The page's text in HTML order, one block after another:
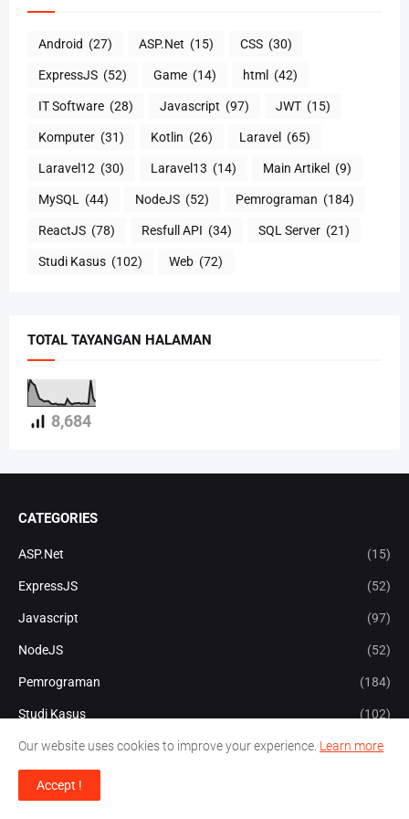
Android (27) ASP.Net (15) CSS (30)
ExpressJS (52) Game (14) html (42)
IT Software (28) Javascript (97) JWT (15)
Komputer (31) Kotlin (26) Laravel (65)
Laravel12 (30) Laravel13 (14) Main Artikel (9)
MySQL (44) NodeJS (52) Pemrograman (184)
ReactJS (78) Resfull API (34) SQL Server (21)
Studi Kasus (102) Web (72)
TOTAL TAYANGAN HALAMAN
8,684
CATEGORIES
ASP.Net (15)
ExpressJS (52)
Javascript (97)
NodeJS (52)
Pemrograman (184)
Studi Kasus (102)
Our website uses cookies to improve your experience. Learn more
Accept !